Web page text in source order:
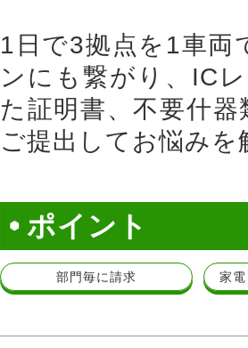
1日で3拠点を1車両
ンにも繋がり、IC
た証明書、不要什
ご提出してお悩み
ポイント
部門毎に請求 家